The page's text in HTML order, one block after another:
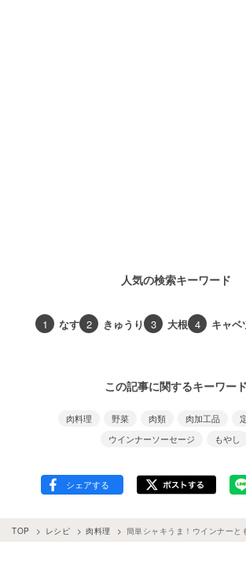
人気の検索キーワード
1 なす 2 きゅうり 3 大根 4 キャベ
この記事に関するキーワード
肉料理 野菜 肉類 肉加工品
ウインナーソーセージ
もやし
TOP レシピ 肉料理 簡単シャキうま！ウインナーと